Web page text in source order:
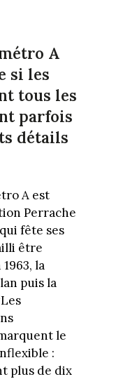
A
si les
tous les
parfois
détails
A est
Perrache
fête ses
être
la
puis la
le
:
plus de dix